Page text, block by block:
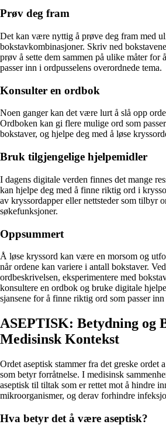
Prøv deg fram
Det kan være nyttig å prøve deg fram med
bokstavkombinasjoner. Skriv ned
prøv å sette dem sammen på ulike måter for
passer inn i ordpusselens overordnede tema.
Konsulter en ordbok
Noen ganger kan det være lurt å slå opp
Ordboken kan gi flere mulige ord som
bokstaver, og hjelpe deg med å løse
Bruk tilgjengelige hjelpemidler
I dagens digitale verden finnes det mange
kan hjelpe deg med å finne riktig ord i
av kryssordapper eller nettsteder som tilbyr
søkefunksjoner.
Oppsummert
Å løse kryssord kan være en morsom og
når ordene kan variere i antall bokstaver.
ordbeskrivelsen, eksperimentere med
konsultere en ordbok og bruke digitale
sjansene for å finne riktig ord som passer
ASEPTISK: Betydning og
Medisinsk Kontekst
Ordet aseptisk stammer fra det greske ordet
som betyr forråtnelse. I medisinsk
aseptisk til tiltak som er rettet mot å hindre
mikroorganismer, og derav forhindre
Hva betyr det å være aseptisk?